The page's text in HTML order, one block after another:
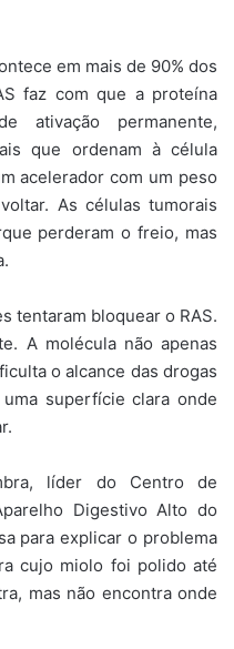
em mais de 90% dos
faz com que a proteína
ativação permanente,
que ordenam à célula
acelerador com um peso
As células tumorais
perderam o freio, mas
tentaram bloquear o RAS.
A molécula não apenas
o alcance das drogas
superfície clara onde
líder do Centro de
Digestivo Alto do
para explicar o problema
cujo miolo foi polido até
mas não encontra onde